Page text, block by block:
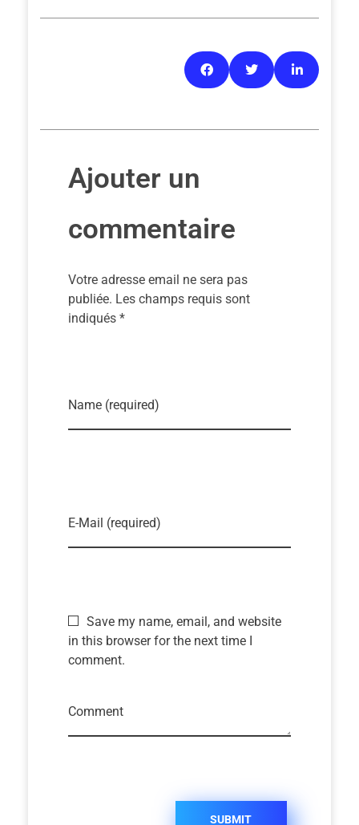
Ajouter un
commentaire
Votre adresse email ne sera pas
publiée. Les champs requis sont
indiqués *
Name (required)
E-Mail (required)
Save my name, email, and website
in this browser for the next time I
comment.
Comment